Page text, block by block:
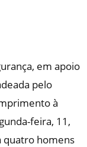
em apoio
pelo
à
feira, 11,
quatro homens